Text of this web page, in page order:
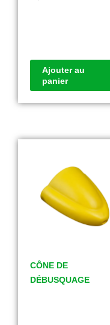
Ajouter au
panier
CÔNE DE
DÉBUSQUAGE